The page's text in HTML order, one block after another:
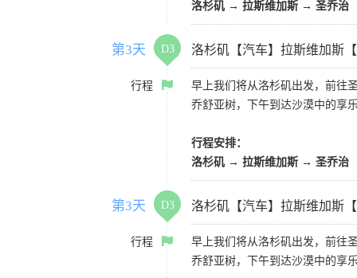
洛杉矶 → 拉斯维加斯 → 圣乔治
第3天 D3 洛杉矶【汽车】拉斯维加斯
行程
早上我们将从洛杉矶出发，前往
乔舒亚树，下午到达沙漠中的享
行程安排：
洛杉矶 → 拉斯维加斯 → 圣乔治
第3天 D3 洛杉矶【汽车】拉斯维加斯
行程
早上我们将从洛杉矶出发，前往
乔舒亚树，下午到达沙漠中的享